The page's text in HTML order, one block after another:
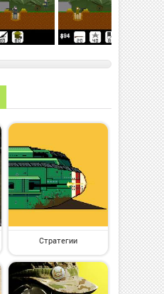
Стратегии